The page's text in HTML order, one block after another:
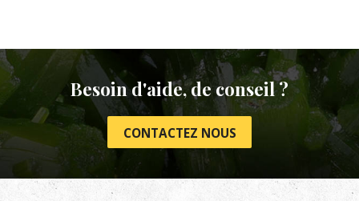
Besoin d'aide, de conseil ?
CONTACTEZ NOUS